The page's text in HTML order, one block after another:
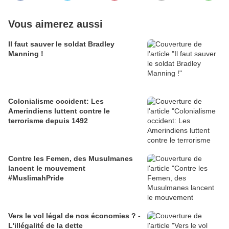
Vous aimerez aussi
Il faut sauver le soldat Bradley
Manning !
Colonialisme occident: Les
Amerindiens luttent contre le
terrorisme depuis 1492
Contre les Femen, des Musulmanes
lancent le mouvement
#MuslimahPride
Vers le vol légal de nos économies ? -
L'illégalité de la dette